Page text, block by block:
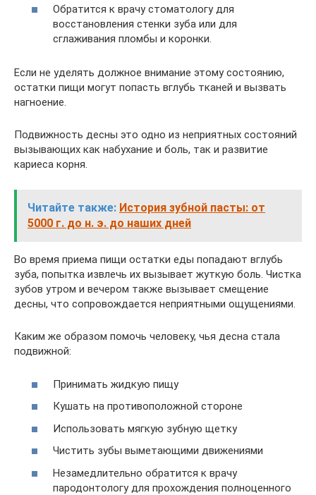
Обратится к врачу стоматологу для
восстановления стенки зуба или для
сглаживания пломбы и коронки.
Если не уделять должное внимание этому состоянию,
остатки пищи могут попасть вглубь тканей и вызвать
нагноение.
Подвижность десны это одно из неприятных состояний
вызывающих как набухание и боль, так и развитие
кариеса корня.
Читайте также: История зубной пасты: от
5000 г. до н. э. до наших дней
Во время приема пищи остатки еды попадают вглубь
зуба, попытка извлечь их вызывает жуткую боль. Чистка
зубов утром и вечером также вызывает смещение
десны, что сопровождается неприятными ощущениями.
Каким же образом помочь человеку, чья десна стала
подвижной:
Принимать жидкую пищу
Кушать на противоположной стороне
Использовать мягкую зубную щетку
Чистить зубы выметающими движениями
Незамедлительно обратится к врачу
пародонтологу для прохождения полноценного